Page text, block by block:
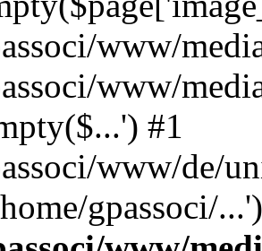
www/
www/
#1
www/de/
gpassoci/